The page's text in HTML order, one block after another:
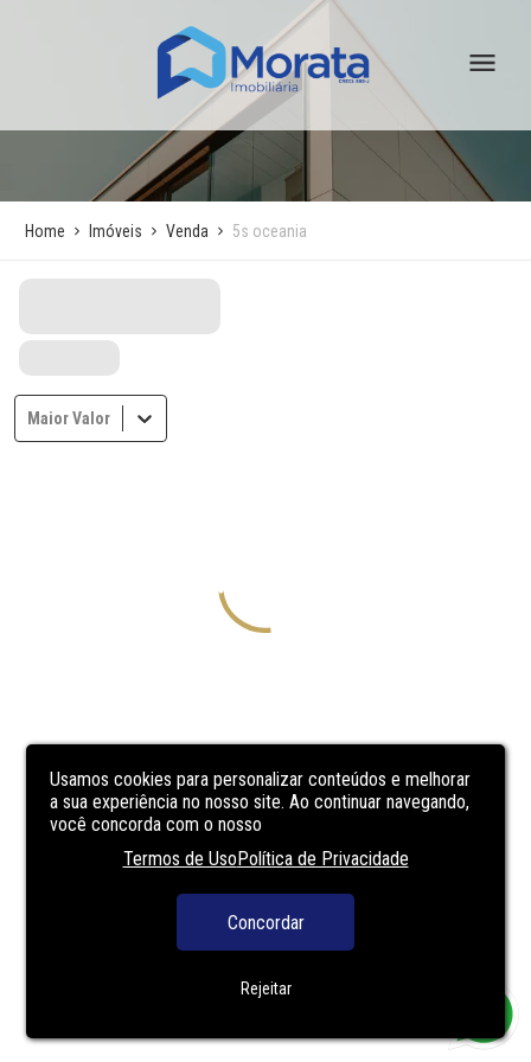
Usamos cookies para personalizar conteúdos e melhorar
a sua experiência no nosso site. Ao continuar navegando,
você concorda com o nosso
Termos de UsoPolítica de Privacidade
Concordar
Rejeitar
Home Imóveis Venda 5s oceania
Maior Valor